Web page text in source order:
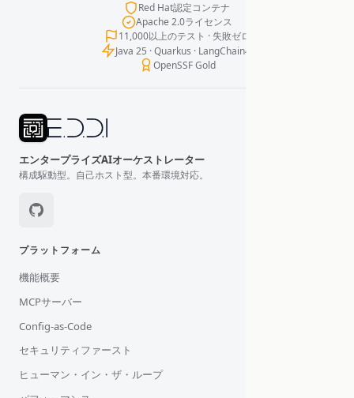
Red Hat認定コンテナ
Apache 2.0ライセンス
11,000以上のテスト · 失敗ゼロ
Java 25 · Quarkus · LangChain4j
OpenSSF Gold
エンタープライズAIオーケストレーター
構成駆動型。自己ホスト型。本番環境対応。
プラットフォーム
機能概要
MCPサーバー
Config-as-Code
セキュリティファースト
ヒューマン・イン・ザ・ループ